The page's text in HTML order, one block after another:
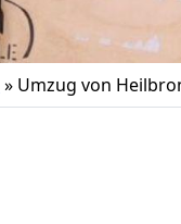
» Umzug von